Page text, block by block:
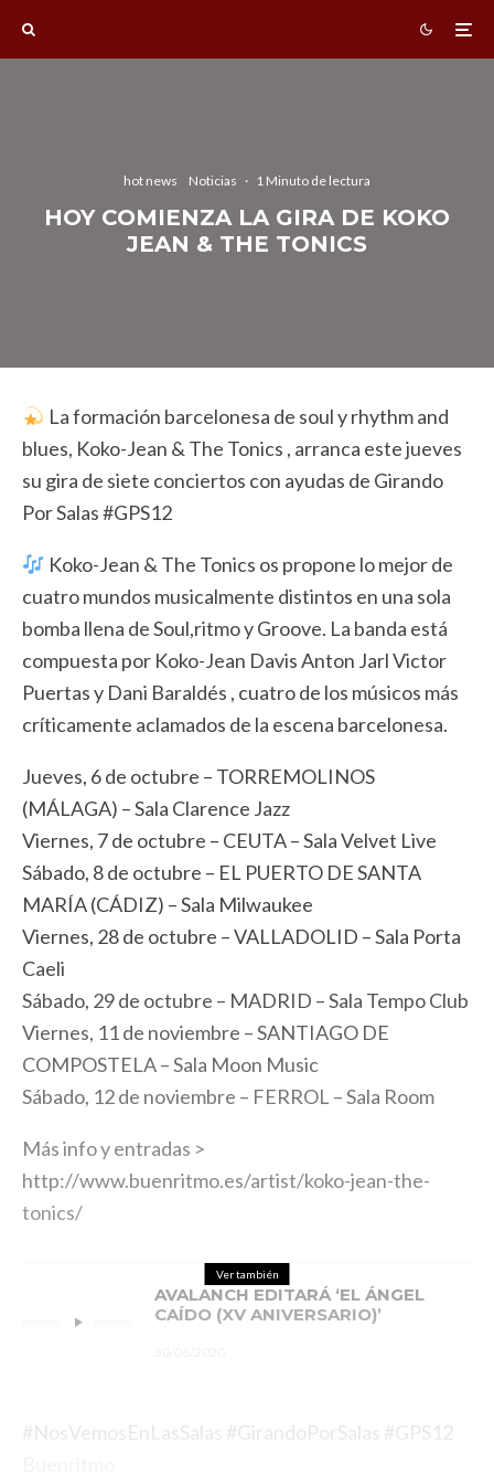
hot news Noticias · 1 Minuto de lectura
HOY COMIENZA LA GIRA DE KOKO
JEAN & THE TONICS
La formación barcelonesa de soul y rhythm and
blues, Koko-Jean & The Tonics , arranca este jueves
su gira de siete conciertos con ayudas de Girando
Por Salas #GPS12
Koko-Jean & The Tonics os propone lo mejor de
cuatro mundos musicalmente distintos en una sola
bomba llena de Soul,ritmo y Groove. La banda está
compuesta por Koko-Jean Davis Anton Jarl Victor
Puertas y Dani Baraldés , cuatro de los músicos más
críticamente aclamados de la escena barcelonesa.
Jueves, 6 de octubre – TORREMOLINOS
(MÁLAGA) – Sala Clarence Jazz
Viernes, 7 de octubre – CEUTA – Sala Velvet Live
Sábado, 8 de octubre – EL PUERTO DE SANTA
MARÍA (CÁDIZ) – Sala Milwaukee
Viernes, 28 de octubre – VALLADOLID – Sala Porta
Caeli
Sábado, 29 de octubre – MADRID – Sala Tempo Club
Viernes, 11 de noviembre – SANTIAGO DE
COMPOSTELA – Sala Moon Music
Sábado, 12 de noviembre – FERROL – Sala Room
Más info y entradas >
http://www.buenritmo.es/artist/koko-jean-the-
tonics/
Ver también
AVALANCH EDITARÁ ‘EL ÁNGEL
CAÍDO (XV ANIVERSARIO)’
#NosVemosEnLasSalas #GirandoPorSalas #GPS12